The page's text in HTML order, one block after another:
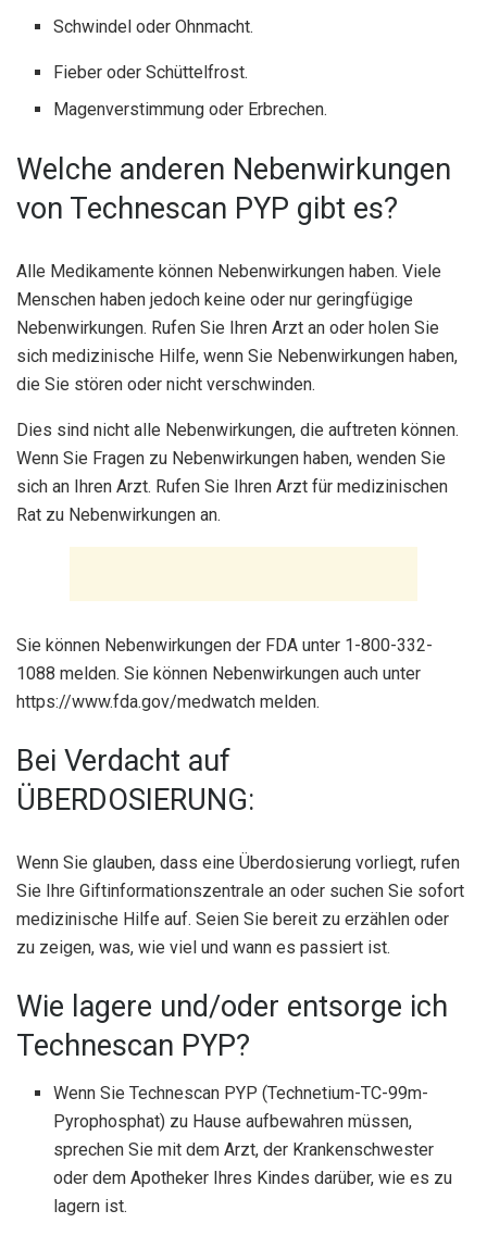
Schwindel oder Ohnmacht.
Fieber oder Schüttelfrost.
Magenverstimmung oder Erbrechen.
Welche anderen Nebenwirkungen
von Technescan PYP gibt es?
Alle Medikamente können Nebenwirkungen haben. Viele
Menschen haben jedoch keine oder nur geringfügige
Nebenwirkungen. Rufen Sie Ihren Arzt an oder holen Sie
sich medizinische Hilfe, wenn Sie Nebenwirkungen haben,
die Sie stören oder nicht verschwinden.
Dies sind nicht alle Nebenwirkungen, die auftreten können.
Wenn Sie Fragen zu Nebenwirkungen haben, wenden Sie
sich an Ihren Arzt. Rufen Sie Ihren Arzt für medizinischen
Rat zu Nebenwirkungen an.
Sie können Nebenwirkungen der FDA unter 1-800-332-
1088 melden. Sie können Nebenwirkungen auch unter
https://www.fda.gov/medwatch melden.
Bei Verdacht auf
ÜBERDOSIERUNG:
Wenn Sie glauben, dass eine Überdosierung vorliegt, rufen
Sie Ihre Giftinformationszentrale an oder suchen Sie sofort
medizinische Hilfe auf. Seien Sie bereit zu erzählen oder
zu zeigen, was, wie viel und wann es passiert ist.
Wie lagere und/oder entsorge ich
Technescan PYP?
Wenn Sie Technescan PYP (Technetium-TC-99m-
Pyrophosphat) zu Hause aufbewahren müssen,
sprechen Sie mit dem Arzt, der Krankenschwester
oder dem Apotheker Ihres Kindes darüber, wie es zu
lagern ist.